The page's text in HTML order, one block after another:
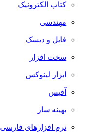
کتاب الکترونیک
مهندسی
فایل و دیسک
سخت افزار
ابزار لینوکس
آفیس
بهینه ساز
نرم افزارهای فارسی